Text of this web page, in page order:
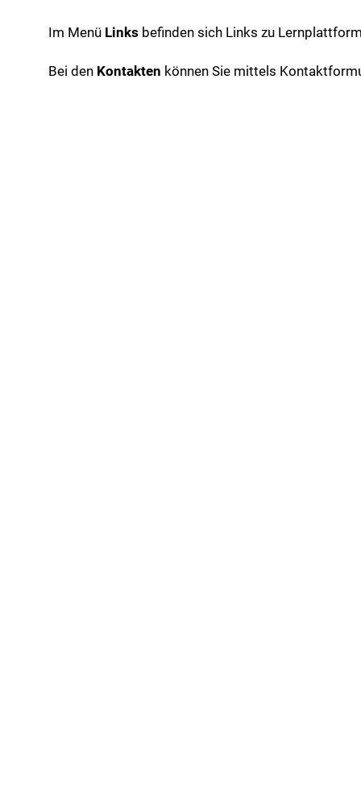
Im Menü Links befinden sich Links zu
Bei den Kontakten können Sie mittels